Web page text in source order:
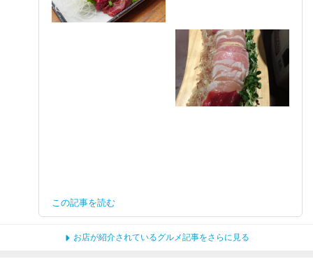
この記事を読む
お店が紹介されているグルメ記事をさらに見る